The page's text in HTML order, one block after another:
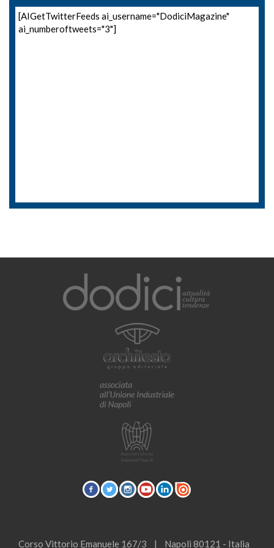
[AIGetTwitterFeeds ai_username="DodiciMagazine"
ai_numberoftweets="3"]
Corso Vittorio Emanuele 167/3 | Napoli 80121 - Italia